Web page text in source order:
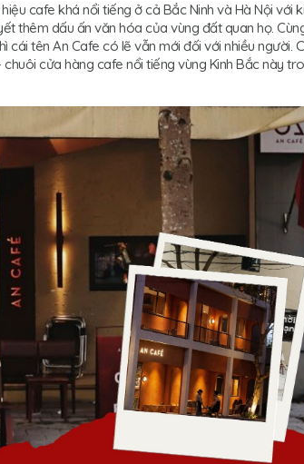
cafe khá nổi tiếng ở cả Bắc Ninh và Hà Nội với
thêm dấu ấn văn hóa của vùng đất quan họ.
cái tên An Cafe có lẽ vẫn mới đối với nhiều người.
cửa hàng cafe nổi tiếng vùng Kinh Bắc này